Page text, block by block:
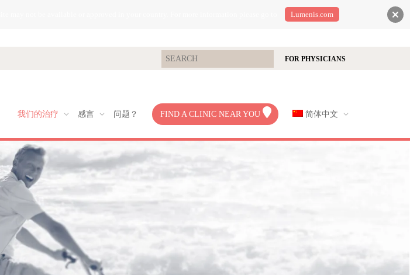
FOR PHYSICIANS
我们的治疗 感言 问题？ FIND A CLINIC NEAR YOU 简体中文
Lumenis.com